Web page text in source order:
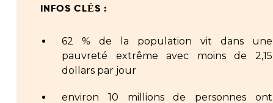
INFOS CLÉS :
62 % de la population vit dans une
pauvreté extrême avec moins de 2,15
dollars par jour
environ 10 millions de personnes ont